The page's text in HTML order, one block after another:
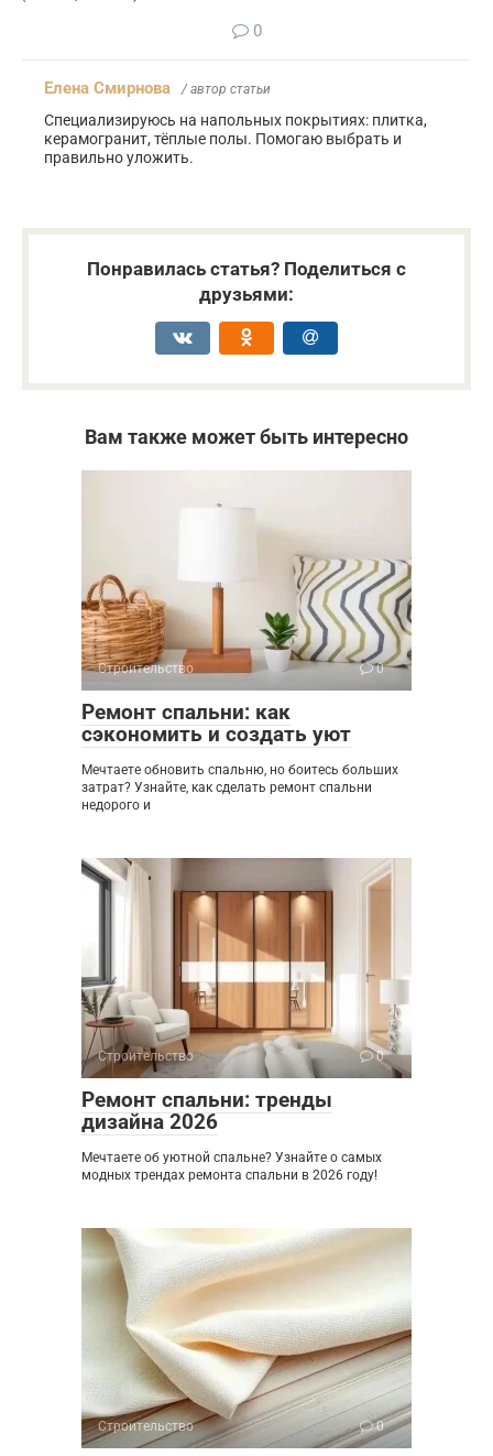
0
Елена Смирнова / автор статьи
Специализируюсь на напольных покрытиях: плитка,
керамогранит, тёплые полы. Помогаю выбрать и
правильно уложить.
Понравилась статья? Поделиться с
друзьями:
Вам также может быть интересно
Строительство 0
Ремонт спальни: как
сэкономить и создать уют
Мечтаете обновить спальню, но боитесь больших
затрат? Узнайте, как сделать ремонт спальни
недорого и
Строительство 0
Ремонт спальни: тренды
дизайна 2026
Мечтаете об уютной спальне? Узнайте о самых
модных трендах ремонта спальни в 2026 году!
Строительство 0